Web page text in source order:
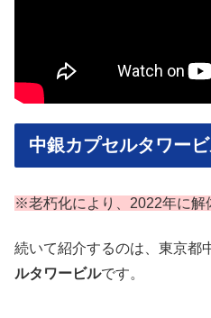
中銀カプセルタワー
※老朽化により、2022年に解
続いて紹介するのは、東京都
ルタワービルです。